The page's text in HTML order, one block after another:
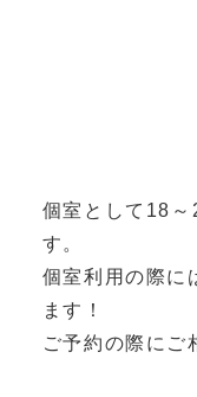
個室として18～
す。
個室利用の際に
ます！
ご予約の際にご